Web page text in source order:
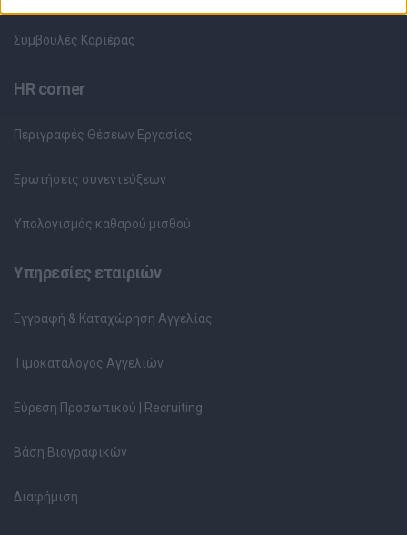
Συμβουλές Καριέρας
HR corner
Περιγραφές Θέσεων Εργασίας
Ερωτήσεις συνεντεύξεων
Υπολογισμός καθαρού μισθού
Υπηρεσίες εταιριών
Εγγραφή & Καταχώρηση Αγγελίας
Τιμοκατάλογος Αγγελιών
Εύρεση Προσωπικού | Recruiting
Βάση Βιογραφικών
Διαφήμιση